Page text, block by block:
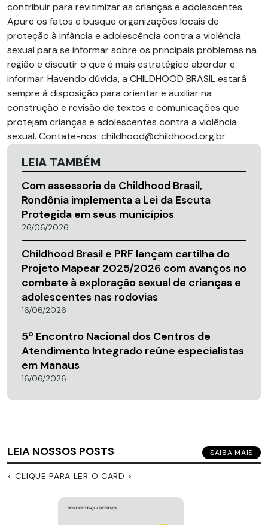
contribuir para revitimizar as crianças e adolescentes.
Apure os fatos e busque organizações locais de
proteção à infância e adolescência contra a violência
sexual para se informar sobre os principais problemas na
região e discutir o que é mais estratégico abordar e
informar. Havendo dúvida, a CHILDHOOD BRASIL estará
sempre à disposição para orientar e auxiliar na
construção e revisão de textos e comunicações que
protejam crianças e adolescentes contra a violência
sexual. Contate-nos: childhood@childhood.org.br
LEIA TAMBÉM
Com assessoria da Childhood Brasil,
Rondônia implementa a Lei da Escuta
Protegida em seus municípios
26/06/2026
Childhood Brasil e PRF lançam cartilha do
Projeto Mapear 2025/2026 com avanços no
combate à exploração sexual de crianças e
adolescentes nas rodovias
16/06/2026
5º Encontro Nacional dos Centros de
Atendimento Integrado reúne especialistas
em Manaus
16/06/2026
LEIA NOSSOS POSTS SAIBA MAIS
< CLIQUE PARA LER O CARD >